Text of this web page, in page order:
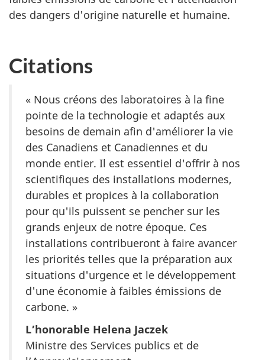
des dangers d'origine naturelle et humaine.
Citations
« Nous créons des laboratoires à la fine
pointe de la technologie et adaptés aux
besoins de demain afin d'améliorer la vie
des Canadiens et Canadiennes et du
monde entier. Il est essentiel d'offrir à nos
scientifiques des installations modernes,
durables et propices à la collaboration
pour qu'ils puissent se pencher sur les
grands enjeux de notre époque. Ces
installations contribueront à faire avancer
les priorités telles que la préparation aux
situations d'urgence et le développement
d'une économie à faibles émissions de
carbone. »
L’honorable Helena Jaczek
Ministre des Services publics et de